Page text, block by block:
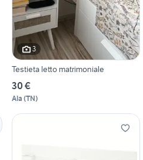
3
Testieta letto matrimoniale
30 €
Ala (TN)